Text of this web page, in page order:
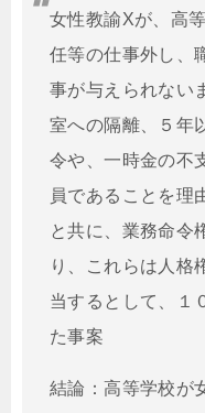
女性教諭Xが、高
任等の仕事外し、
事が与えられない
室への隔離、５年
令や、一時金の不
員であることを理
と共に、業務命令
り、これらは人格
当するとして、１
た事案
結論：高等学校が